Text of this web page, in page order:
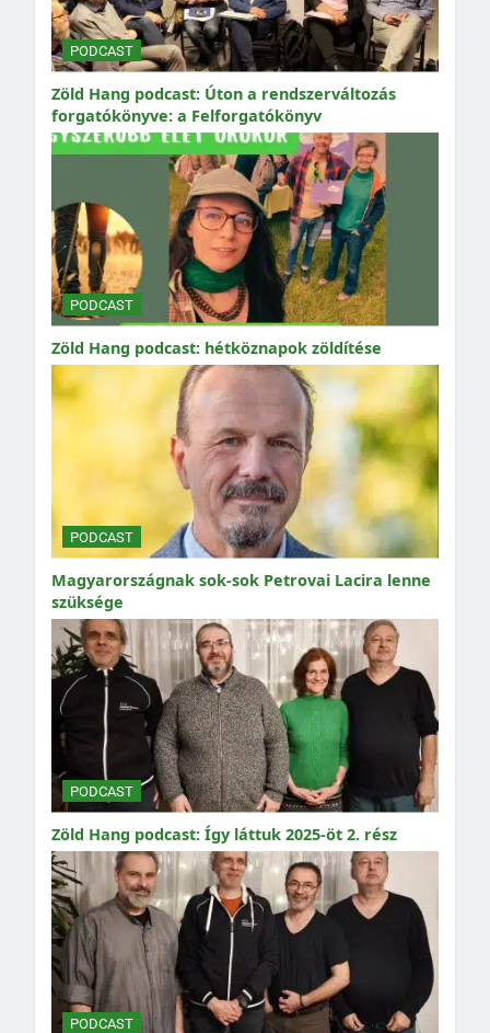
PODCAST
Zöld Hang podcast: Úton a rendszerváltozás
forgatókönyve: a Felforgatókönyv
PODCAST
Zöld Hang podcast: hétköznapok zöldítése
PODCAST
Magyarországnak sok-sok Petrovai Lacira lenne
szüksége
PODCAST
Zöld Hang podcast: Így láttuk 2025-öt 2. rész
PODCAST